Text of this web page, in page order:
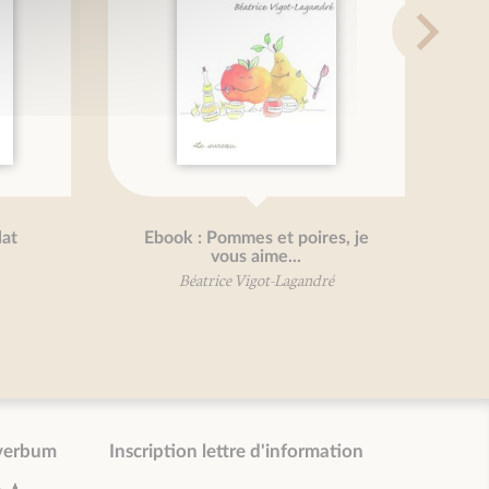
Ebook : Pommes et poires, je
vous aime...
Béatrice Vigot-Lagandré
Inscription lettre d'information